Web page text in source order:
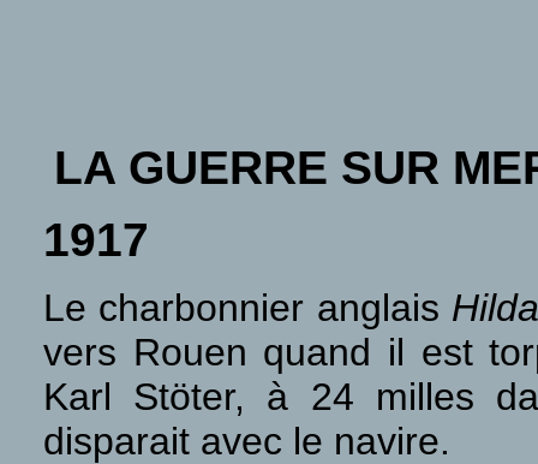
LA GUERRE SUR
1917
Le charbonnier anglais
vers Rouen quand il est
Karl Stöter, à 24 milles
disparait avec le navire.